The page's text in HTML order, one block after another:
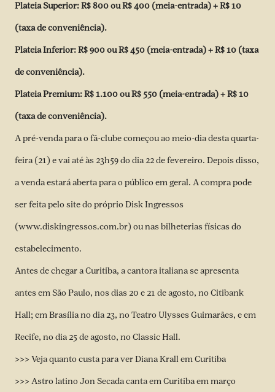
Plateia Superior: R$ 800 ou R$ 400 (meia-entrada) + R$ 10
(taxa de conveniência).
Plateia Inferior: R$ 900 ou R$ 450 (meia-entrada) + R$ 10 (taxa
de conveniência).
Plateia Premium: R$ 1.100 ou R$ 550 (meia-entrada) + R$ 10
(taxa de conveniência).
A pré-venda para o fã-clube começou ao meio-dia desta quarta-
feira (21) e vai até às 23h59 do dia 22 de fevereiro. Depois disso,
a venda estará aberta para o público em geral. A compra pode
ser feita pelo site do próprio Disk Ingressos
(www.diskingressos.com.br) ou nas bilheterias físicas do
estabelecimento.
Antes de chegar a Curitiba, a cantora italiana se apresenta
antes em São Paulo, nos dias 20 e 21 de agosto, no Citibank
Hall; em Brasília no dia 23, no Teatro Ulysses Guimarães, e em
Recife, no dia 25 de agosto, no Classic Hall.
>>> Veja quanto custa para ver Diana Krall em Curitiba
>>> Astro latino Jon Secada canta em Curitiba em março